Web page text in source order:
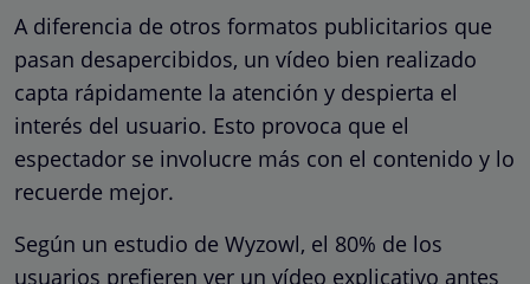
A diferencia de otros formatos publicitarios que
pasan desapercibidos, un vídeo bien realizado
capta rápidamente la atención y despierta el
interés del usuario. Esto provoca que el
espectador se involucre más con el contenido y lo
recuerde mejor.
Según un estudio de Wyzowl, el 80% de los
usuarios prefieren ver un vídeo explicativo antes